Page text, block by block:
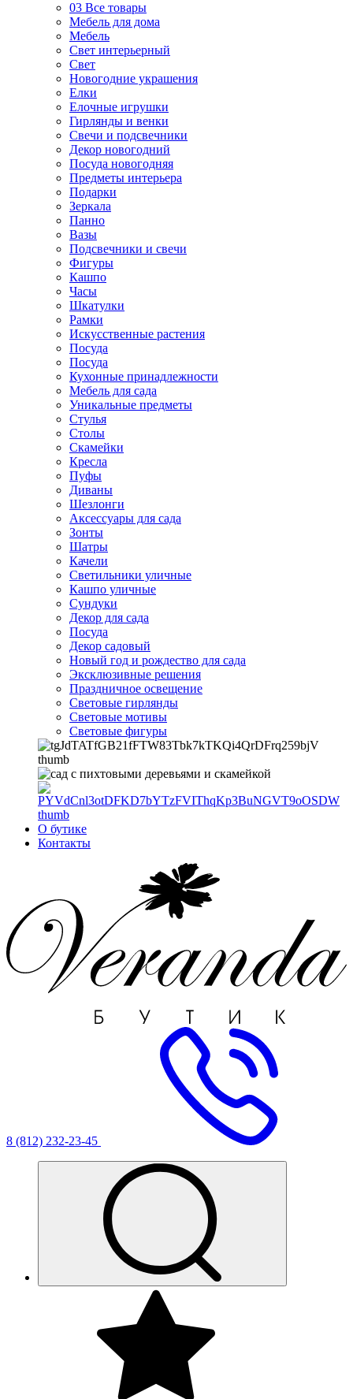
03 Все товары
Мебель для дома
Мебель
Свет интерьерный
Свет
Новогодние украшения
Елки
Елочные игрушки
Гирлянды и венки
Свечи и подсвечники
Декор новогодний
Посуда новогодняя
Предметы интерьера
Подарки
Зеркала
Панно
Вазы
Подсвечники и свечи
Фигуры
Кашпо
Часы
Шкатулки
Рамки
Искусственные растения
Посуда
Посуда
Кухонные принадлежности
Мебель для сада
Уникальные предметы
Стулья
Столы
Скамейки
Кресла
Пуфы
Диваны
Шезлонги
Аксессуары для сада
Зонты
Шатры
Качели
Cветильники уличные
Кашпо уличные
Сундуки
Декор для сада
Посуда
Декор садовый
Новый год и рождество для сада
Эксклюзивные решения
Праздничное освещение
Световые гирлянды
Световые мотивы
Световые фигуры
О бутике
Контакты
8 (812) 232-23-45